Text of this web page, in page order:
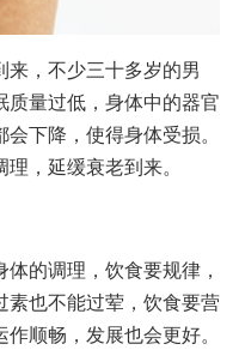
来，不少三十多岁的男
质量过低，身体中的器官
下降，使得身体受损。
，延缓衰老到来。
的调理，饮食要规律，
素也不能过荤，饮食要营
顺畅，发展也会更好。